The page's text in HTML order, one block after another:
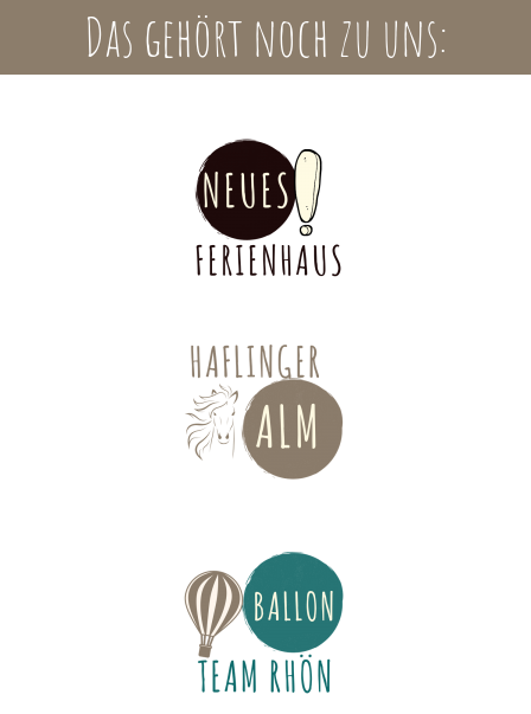
Das gehört noch zu uns: